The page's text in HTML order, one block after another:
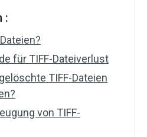
:
für TIFF-Dateiverlust
TIFF-Dateien
von TIFF-